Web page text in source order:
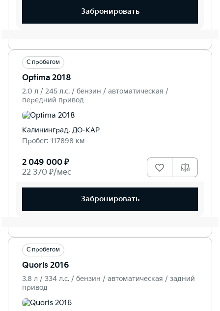
Забронировать
С пробегом
Optima 2018
2.0 л / 245 л.c. / бензин / автоматическая /
передний привод
Калининград, ДО-КАР
Пробег: 117898 км
2 049 000 ₽
22 370 ₽/мес
Забронировать
С пробегом
Quoris 2016
3.8 л / 334 л.c. / бензин / автоматическая / задний
привод